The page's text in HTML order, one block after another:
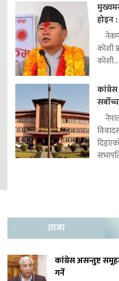
होइन
कोशी
कोशी...
ताजा
कांग्रेस असन्तुष्ट
गर्ने